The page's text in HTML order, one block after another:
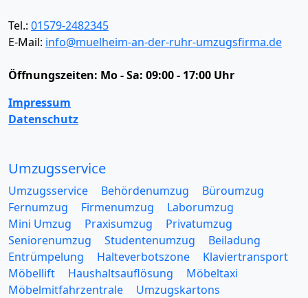
Tel.: 01579-2482345
E-Mail: info@muelheim-an-der-ruhr-umzugsfirma.de
Öffnungszeiten: Mo - Sa: 09:00 - 17:00 Uhr
Impressum
Datenschutz
Umzugsservice
Umzugsservice Behördenumzug
Büroumzug
Fernumzug
Firmenumzug
Laborumzug
Mini Umzug
Praxisumzug
Privatumzug
Seniorenumzug
Studentenumzug
Beiladung
Entrümpelung
Halteverbotszone
Klaviertransport
Möbellift
Haushaltsauflösung
Möbeltaxi
Möbelmitfahrzentrale
Umzugskartons